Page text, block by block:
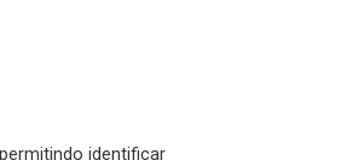
identificar